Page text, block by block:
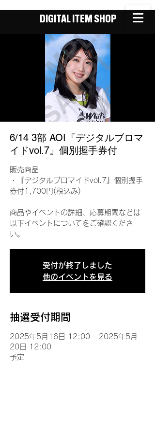
DIGITAL ITEM SHOP
6/14 3部 AOI『デジタルブロマ
イドvol.7』個別握手券付
販売商品
・『デジタルブロマイドvol.7』個別握手
券付1,700円(税込み)
商品やイベントの詳細、応募期間などは
以下イベントについてをご確認くださ
い。
受付が終了しました
他のイベントを見る
抽選受付期間
2025年5月16日 12:00 – 2025年5月
20日 12:00
予定